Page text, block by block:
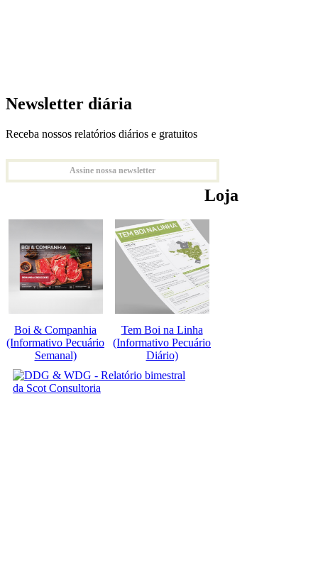
Newsletter diária
Receba nossos relatórios diários e gratuitos
Assine nossa newsletter
Loja
Boi & Companhia
(Informativo Pecuário
Semanal)
Tem Boi na Linha
(Informativo Pecuário
Diário)